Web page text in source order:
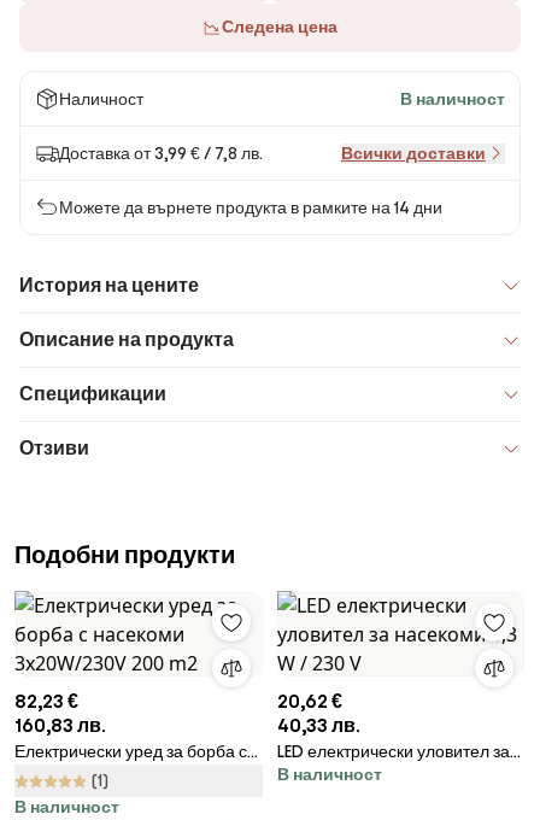
Следена цена
Наличност В наличност
Доставка от 3,99 € / 7,8 лв. Всички доставки
Можете да върнете продукта в рамките на 14 дни
История на цените
Описание на продукта
Спецификации
Отзиви
Подобни продукти
82,23 €
160,83 лв.
Електрически уред за борба с
насекоми 3x20W/230V 200 m2
(1)
В наличност
20,62 €
40,33 лв.
LED електрически уловител за
насекоми 3,3 W / 230 V
В наличност